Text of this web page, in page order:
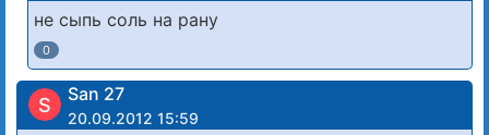
не сыпь соль на рану
0
S San 27
20.09.2012 15:59